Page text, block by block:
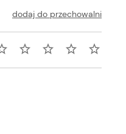
dodaj do przechowalni